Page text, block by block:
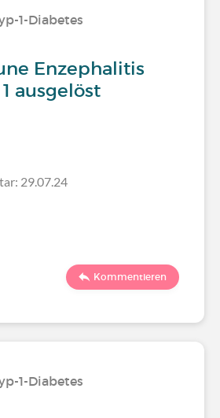
1-Diabetes
Enzephalitis
ausgelöst
29.07.24
Kommentieren
1-Diabetes